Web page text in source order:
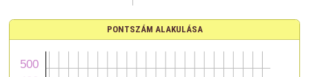
PONTSZÁM ALAKULÁSA